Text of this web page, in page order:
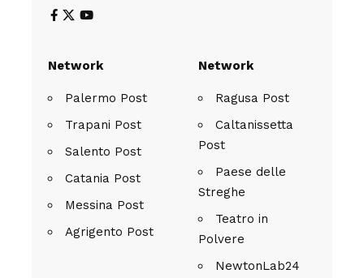
Network
Palermo Post
Trapani Post
Salento Post
Catania Post
Messina Post
Agrigento Post
Network
Ragusa Post
Caltanissetta
Post
Paese delle
Streghe
Teatro in
Polvere
NewtonLab24